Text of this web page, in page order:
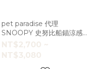
pet paradise 代理
SNOOPY 史努比船錨涼感
圓形蓬鬆床 小/大 [H1686
NT$2,700 ~
NT$3,080